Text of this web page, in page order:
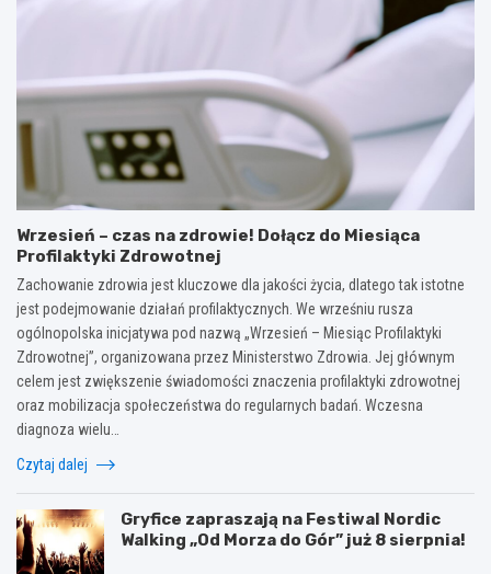
Wrzesień – czas na zdrowie! Dołącz do Miesiąca
Profilaktyki Zdrowotnej
Zachowanie zdrowia jest kluczowe dla jakości życia, dlatego tak istotne
jest podejmowanie działań profilaktycznych. We wrześniu rusza
ogólnopolska inicjatywa pod nazwą „Wrzesień – Miesiąc Profilaktyki
Zdrowotnej”, organizowana przez Ministerstwo Zdrowia. Jej głównym
celem jest zwiększenie świadomości znaczenia profilaktyki zdrowotnej
oraz mobilizacja społeczeństwa do regularnych badań. Wczesna
diagnoza wielu…
Czytaj dalej
Gryfice zapraszają na Festiwal Nordic
Walking „Od Morza do Gór” już 8 sierpnia!